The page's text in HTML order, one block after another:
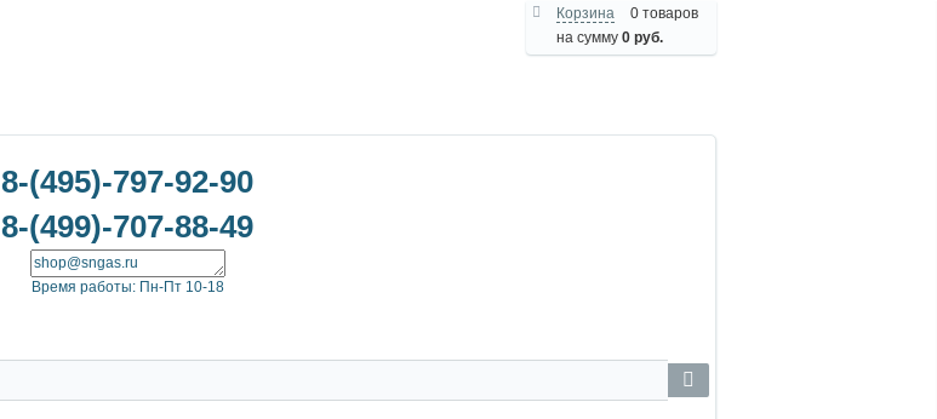
Корзина
0 товаров
на сумму 0 руб.
8-(495)-797-92-90
8-(499)-707-88-49
Время работы: Пн-Пт 10-18